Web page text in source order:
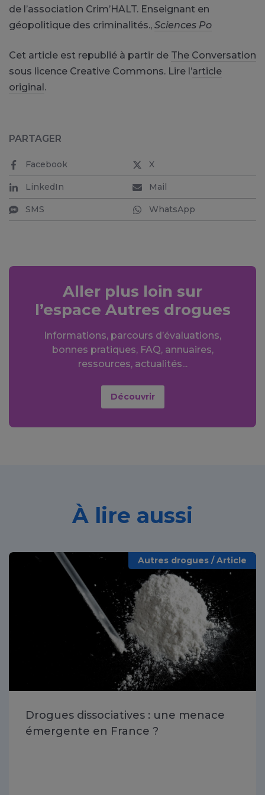
de l’association Crim’HALT. Enseignant en
géopolitique des criminalités., Sciences Po
Cet article est republié à partir de The Conversation
sous licence Creative Commons. Lire l’article
original .
PARTAGER
Facebook X
LinkedIn Mail
SMS WhatsApp
Aller plus loin sur
l’espace Autres drogues
Informations, parcours d’évaluations,
bonnes pratiques, FAQ, annuaires,
ressources, actualités...
Découvrir
À lire aussi
Autres drogues / Article
Drogues dissociatives : une menace
émergente en France ?